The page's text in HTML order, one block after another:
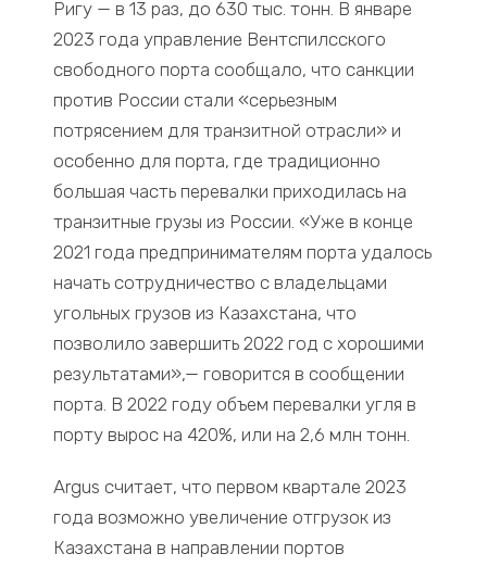
Ригу — в 13 раз, до 630 тыс. тонн. В январе
2023 года управление Вентспилсского
свободного порта сообщало, что санкции
против России стали «серьезным
потрясением для транзитной отрасли» и
особенно для порта, где традиционно
большая часть перевалки приходилась на
транзитные грузы из России. «Уже в конце
2021 года предпринимателям порта удалось
начать сотрудничество с владельцами
угольных грузов из Казахстана, что
позволило завершить 2022 год с хорошими
результатами»,— говорится в сообщении
порта. В 2022 году объем перевалки угля в
порту вырос на 420%, или на 2,6 млн тонн.
Argus считает, что первом квартале 2023
года возможно увеличение отгрузок из
Казахстана в направлении портов